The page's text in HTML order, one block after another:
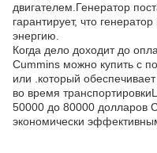
двигателем.Генератор
гарантирует, что
энергию.
Когда дело доходит до
Cummins можно купить с
или .который
во время
50000 до 80000 долларов
экономически